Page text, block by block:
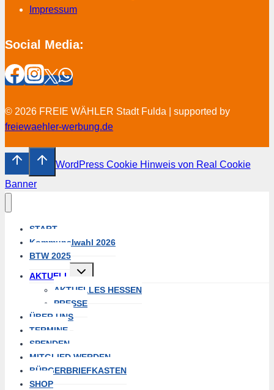
Impressum
Social Media:
© 2026 FREIE WÄHLER Stadt Fulda | supported by
freiewaehler-werbung.de
WordPress Cookie Hinweis von Real Cookie
Banner
START
Kommunalwahl 2026
BTW 2025
AKTUELL
Untermenü
umschalten
AKTUELLES HESSEN
PRESSE
ÜBER UNS
TERMINE
SPENDEN
MITGLIED WERDEN
BÜRGERBRIEFKASTEN
SHOP